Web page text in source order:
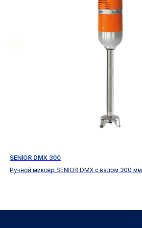
SENIOR DMX 300
Ручной миксер SENIOR DMX с валом 300 мм